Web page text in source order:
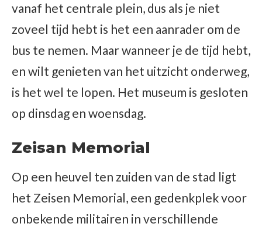
vanaf het centrale plein, dus als je niet
zoveel tijd hebt is het een aanrader om de
bus te nemen. Maar wanneer je de tijd hebt,
en wilt genieten van het uitzicht onderweg,
is het wel te lopen. Het museum is gesloten
op dinsdag en woensdag.
Zeisan Memorial
Op een heuvel ten zuiden van de stad ligt
het Zeisen Memorial, een gedenkplek voor
onbekende militairen in verschillende